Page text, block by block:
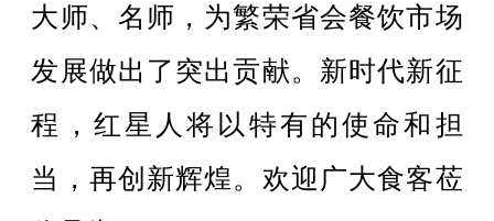
大师、名师，为繁荣省会餐饮市场
发展做出了突出贡献。新时代新征
程，红星人将以特有的使命和担
当，再创新辉煌。欢迎广大食客莅